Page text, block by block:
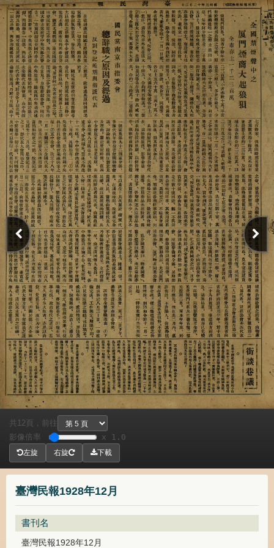
臺灣民報1928年12月
書刊名
臺灣民報1928年12月
共 12頁，
前往
影像倍率
x 1.0
左旋 右旋 下載